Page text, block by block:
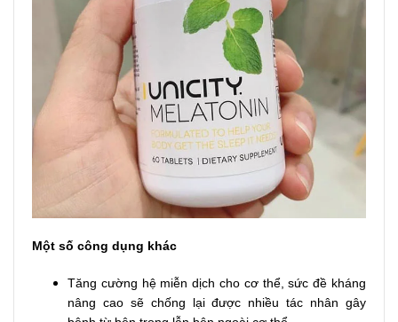
Một số công dụng khác
Tăng cường hệ miễn dịch cho cơ thể, sức đề kháng
nâng cao sẽ chống lại được nhiều tác nhân gây